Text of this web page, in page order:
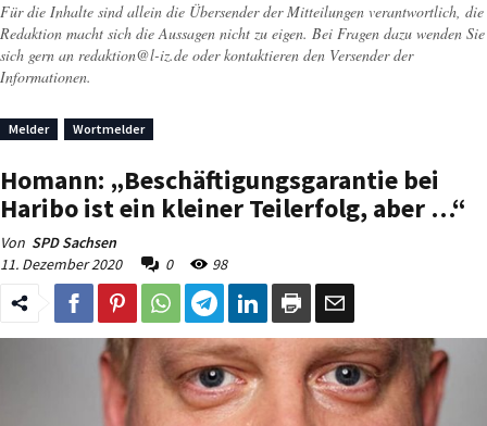
Für die Inhalte sind allein die Übersender der Mitteilungen verantwortlich, die
Redaktion macht sich die Aussagen nicht zu eigen. Bei Fragen dazu wenden Sie
sich gern an redaktion@l-iz.de oder kontaktieren den Versender der
Informationen.
Melder Wortmelder
Homann: „Beschäftigungsgarantie bei
Haribo ist ein kleiner Teilerfolg, aber …“
Von SPD Sachsen
11. Dezember 2020
0 98